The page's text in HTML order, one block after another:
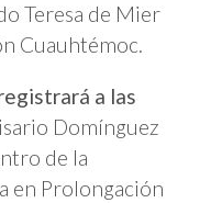
Teresa de Mier
Cuauhtémoc.
a las
Domínguez
de la
en Prolongación